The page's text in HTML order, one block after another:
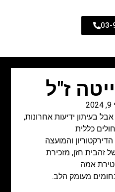
03-
ז"ל
בעיתון ידיעות אחרונות,
כללית
והמועצה
חזן, מזכירת
אמה
מעומק הלב.